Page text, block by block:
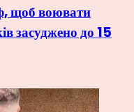
щоб воювати
засуджено до 15